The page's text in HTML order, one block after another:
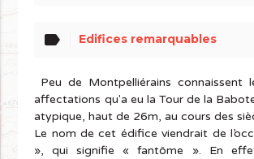
label Edifices remarquables
Peu de Montpelliérains connaissent
affectations qu'a eu la Tour de la
atypique, haut de 26m, au cours des
Le nom de cet édifice viendrait de
», qui signifie « fantôme ». En